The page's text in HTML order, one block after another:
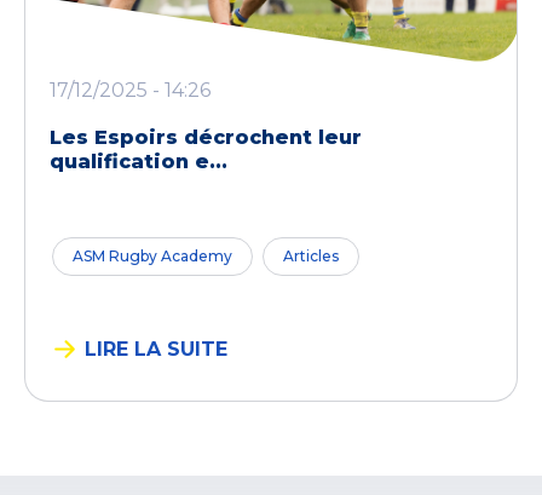
17/12/2025 - 14:26
Les Espoirs décrochent leur
qualification e...
ASM Rugby Academy Articles
LIRE LA SUITE